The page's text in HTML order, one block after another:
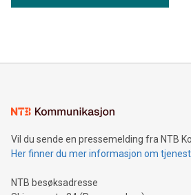
Vil du sende en pressemelding fra NTB
Her finner du mer informasjon om
NTB besøksadresse